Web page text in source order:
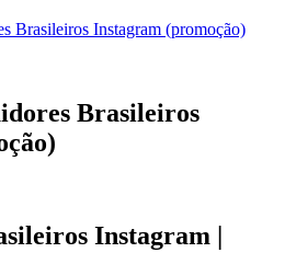
Brasileiros Instagram (promoção)
Brasileiros
Instagram |